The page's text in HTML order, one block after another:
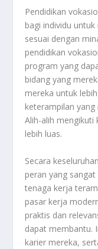
Pendidikan
bagi individu
sesuai dengan
pendidikan
program yang
bidang yang
mereka untuk
keterampilan
Alih-alih mengikuti
lebih luas.
Secara
peran yang
tenaga kerja
pasar kerja
praktis dan
dapat membantu.
karier mereka,